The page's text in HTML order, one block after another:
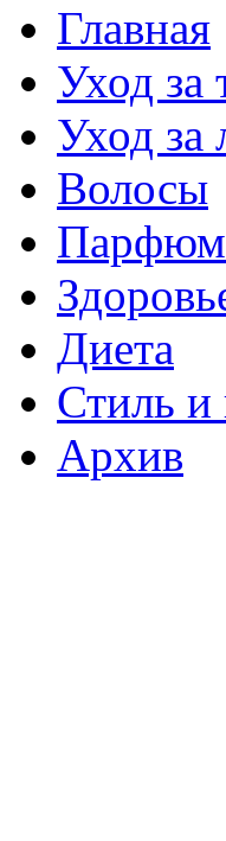
Главная
Уход за
Уход за
Волосы
Диета
Стиль
Архив